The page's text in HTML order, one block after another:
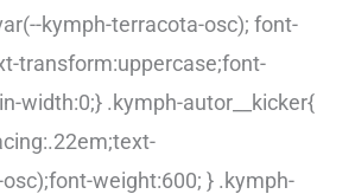
kymph-terracota-osc); font-
transform:uppercase;font-
width:0;} .kymph-autor__kicker{
weight:600; } .kymph-